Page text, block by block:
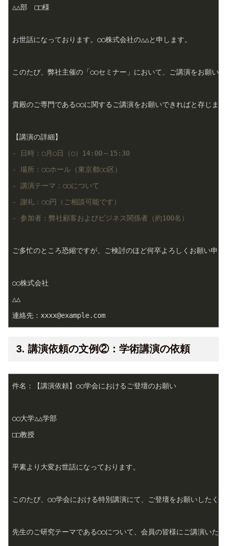
△△部　□□様
お世話になっております。○○株式会社の△△と申します。
このたび、弊社主催の「○○セミナー」において、ご講演をお願い
貴殿のご専門である○○に関するご講演をお願いできればと存じま
- 日時：○月○日（○）14:00～15:30
- 場所：○○ホール（東京都○○区）
- 講演テーマ：○○について
- 謝礼：○○円（ご相談可能です）
- 参加者：弊社顧客およびビジネス関係者（約100名）
ご多忙のところ恐縮ですが、ご検討のほど何卒よろしくお願い申
○○株式会社
△△
連絡先：xxxx@example.com
3. 講演依頼の文例②：学術講演の依頼
件名：【講演依頼】○○学会におけるご登壇のお願い
○○大学△△学部
□□教授
平素より大変お世話になっております。
このたび、○○学会における特別講演にて、ご登壇をお願いしたく
先生のご研究テーマである○○について、会員の皆様にご講演いた